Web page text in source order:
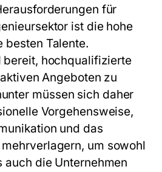
für
ist die hohe
besten Talente.
bereit, hochqualifizierte
Angeboten zu
müssen sich daher
Vorgehensweise,
und das
um sowohl
auch die Unternehmen